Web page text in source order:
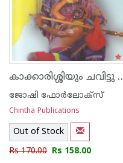
ജോഷി ഫോര്‍ലോക്സ്
Chintha Publications
Out of Stock
Rs 170.00 Rs 158.00